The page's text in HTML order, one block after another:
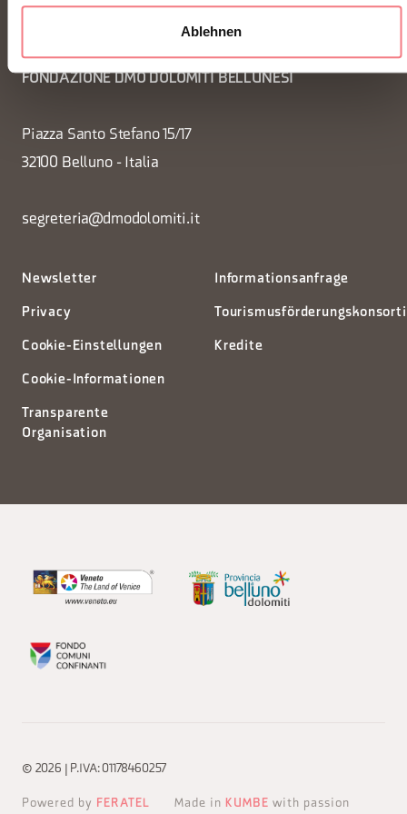
Ablehnen
FONDAZIONE DMO DOLOMITI BELLUNESI
Piazza Santo Stefano 15/17
32100 Belluno - Italia
segreteria@dmodolomiti.it
Newsletter
Privacy
Cookie-Einstellungen
Cookie-Informationen
Transparente
Organisation
Informationsanfrage
Kredite
© 2026 | P.IVA: 01178460257
Powered by FERATEL Made in KUMBE with passion